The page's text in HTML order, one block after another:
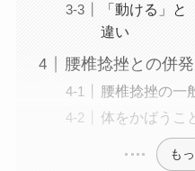
「動ける」
違い
腰椎捻挫との併
腰椎捻挫の一
体をかばうこ
も